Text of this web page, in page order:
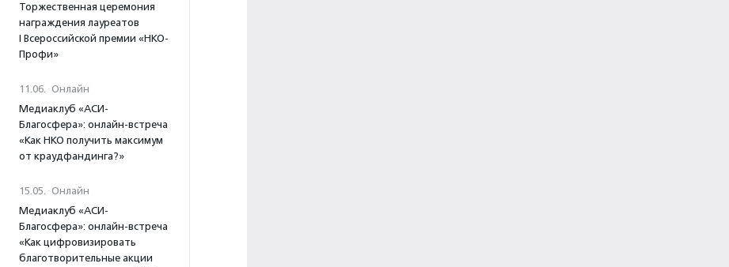
Торжественная церемония
награждения лауреатов
I Всероссийской премии «НКО-
Профи»
11.06. · Онлайн
Медиаклуб «АСИ-
Благосфера»: онлайн-встреча
«Как НКО получить максимум
от краудфандинга?»
15.05. · Онлайн
Медиаклуб «АСИ-
Благосфера»: онлайн-встреча
«Как цифровизировать
благотворительные акции